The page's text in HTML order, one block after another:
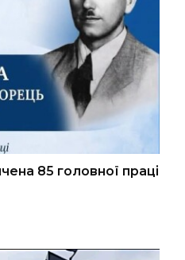
85 головної праці